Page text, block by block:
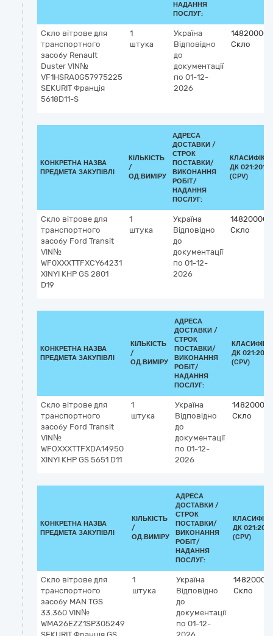
НАДАННЯ
ПОСЛУГ:
Скло вітрове для
транспортного
засобу Renault
Duster VIN№
VF1HSRA0G57975225
SEKURIT Франція
5618D11-S
1
штука
Україна
Відповідно
до
документації
по 01-12-
2026
Скло
КОНКРЕТНА НАЗВА
ПРЕДМЕТА ЗАКУПІВЛІ
КІЛЬКІСТЬ
/
ОД.ВИМІРУ
АДРЕСА
ДОСТАВКИ /
СТРОК
ПОСТАВКИ/
ВИКОНАННЯ
РОБІТ/
НАДАННЯ
ПОСЛУГ:
ДК 021:2015
(CPV)
Скло вітрове для
транспортного
засобу Ford Transit
VIN№
WF0XXXTTFXCY64231
XINYI КНР GS 2801
D19
1
штука
Україна
Відповідно
до
документації
по 01-12-
2026
14820000-
Скло
КОНКРЕТНА НАЗВА
ПРЕДМЕТА ЗАКУПІВЛІ
КІЛЬКІСТЬ
/
ОД.ВИМІРУ
АДРЕСА
ДОСТАВКИ /
СТРОК
ПОСТАВКИ/
ВИКОНАННЯ
РОБІТ/
НАДАННЯ
ПОСЛУГ:
ДК 021:2015
(CPV)
Скло вітрове для
транспортного
засобу Ford Transit
VIN№
WFOXXXTTFXDА14950
XINYI КНР GS 5651 D11
1
штука
Україна
Відповідно
до
документації
по 01-12-
2026
Скло
КОНКРЕТНА НАЗВА
ПРЕДМЕТА ЗАКУПІВЛІ
КІЛЬКІСТЬ
/
ОД.ВИМІРУ
АДРЕСА
ДОСТАВКИ /
СТРОК
ПОСТАВКИ/
ВИКОНАННЯ
РОБІТ/
НАДАННЯ
ПОСЛУГ:
ДК 021:2015
(CPV)
Скло вітрове для
транспортного
засобу MAN TGS
33.360 VIN№
WMA26EZZ1SP305249
1
штука
Україна
Відповідно
до
документації
по 01-12-
Скло